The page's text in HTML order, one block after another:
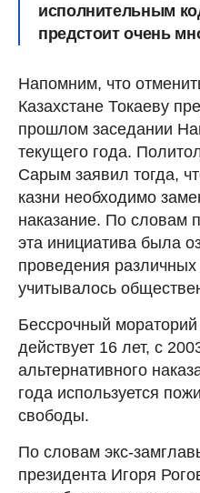
исполнительным
предстоит очень
Напомним, что
Казахстане Токаеву
прошлом заседании
текущего года.
Сарым заявил тогда,
казни необходимо
наказание. По словам
эта инициатива была
проведения различных
учитывалось
Бессрочный
действует 16 лет, с
альтернативного
года используется
свободы.
По словам экс-
президента Игоря